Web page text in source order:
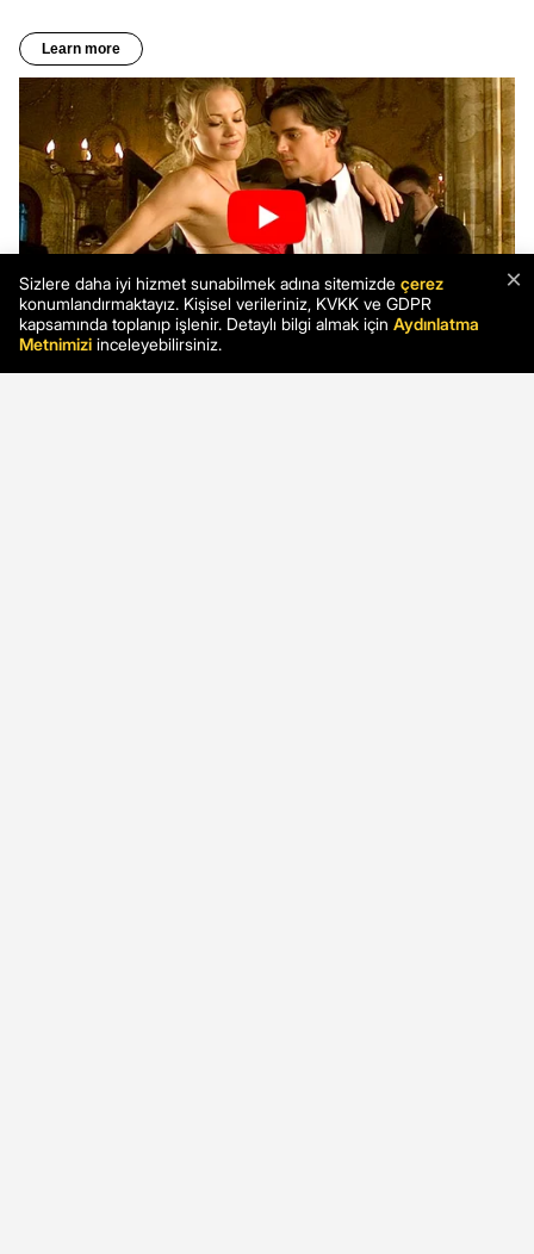
×
Sizlere daha iyi hizmet sunabilmek adına sitemizde çerez
konumlandırmaktayız. Kişisel verileriniz, KVKK ve GDPR
kapsamında toplanıp işlenir. Detaylı bilgi almak için Aydınlatma
Metnimizi inceleyebilirsiniz.